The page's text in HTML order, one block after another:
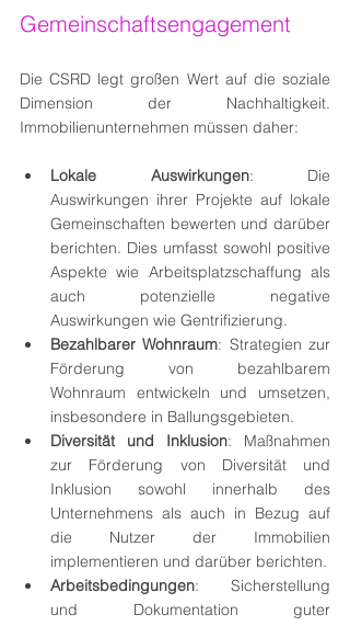
Gemeinschaftsengagement
Die CSRD legt großen Wert auf die soziale
Dimension der Nachhaltigkeit.
Immobilienunternehmen müssen daher:
Lokale Auswirkungen: Die
Auswirkungen ihrer Projekte auf lokale
Gemeinschaften bewerten und darüber
berichten. Dies umfasst sowohl positive
Aspekte wie Arbeitsplatzschaffung als
auch potenzielle negative
Auswirkungen wie Gentrifizierung.
Bezahlbarer Wohnraum: Strategien zur
Förderung von bezahlbarem
Wohnraum entwickeln und umsetzen,
insbesondere in Ballungsgebieten.
Diversität und Inklusion: Maßnahmen
zur Förderung von Diversität und
Inklusion sowohl innerhalb des
Unternehmens als auch in Bezug auf
die Nutzer der Immobilien
implementieren und darüber berichten.
Arbeitsbedingungen: Sicherstellung
und Dokumentation guter